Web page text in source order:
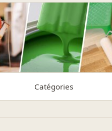
Catégories